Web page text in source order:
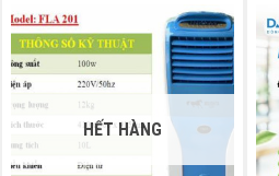
2.590.000 ₫.
HẾT HÀNG